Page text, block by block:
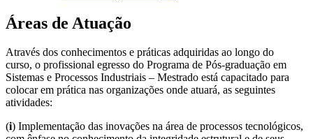
Áreas de Atuação
Através dos conhecimentos e práticas adquiridas ao longo do
curso, o profissional egresso do Programa de Pós-graduação em
Sistemas e Processos Industriais – Mestrado está capacitado para
colocar em prática nas organizações onde atuará, as seguintes
atividades:
(i) Implementação das inovações na área de processos tecnológicos,